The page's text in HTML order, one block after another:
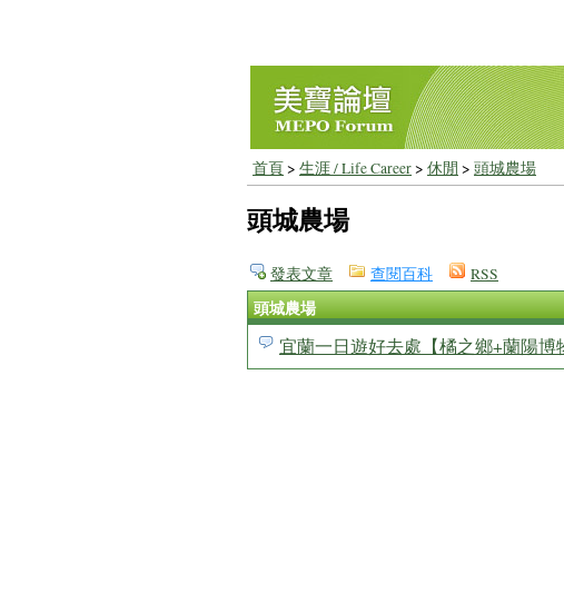
首頁> 生涯 / Life Career> 休閒 > 頭城農場
頭城農場
發表文章 查閱百科 RSS
頭城農場
宜蘭一日遊好去處【橘之鄉+蘭陽博